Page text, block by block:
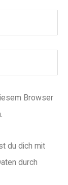
Browser
du dich mit
durch